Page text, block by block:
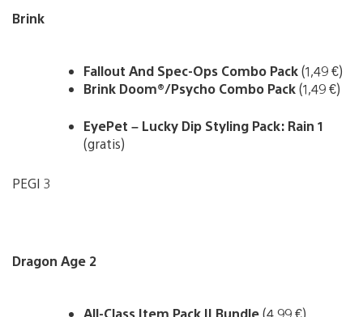
Brink
Fallout And Spec-Ops Combo Pack(1,49 €)
Brink Doom®/Psycho Combo Pack(1,49 €)
EyePet – Lucky Dip Styling Pack: Rain 1
(gratis)
PEGI 3
Dragon Age 2
All-Class Item Pack II Bundle(4,99 €)